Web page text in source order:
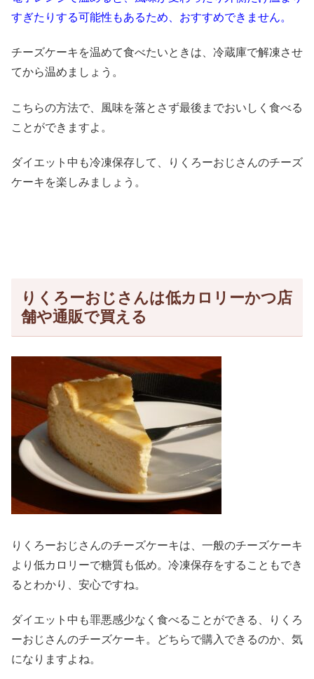
すぎたりする可能性もあるため、おすすめできません。
チーズケーキを温めて食べたいときは、冷蔵庫で解凍させ
てから温めましょう。
こちらの方法で、風味を落とさず最後までおいしく食べる
ことができますよ。
ダイエット中も冷凍保存して、りくろーおじさんのチーズ
ケーキを楽しみましょう。
りくろーおじさんは低カロリーかつ店
舗や通販で買える
りくろーおじさんのチーズケーキは、一般のチーズケーキ
より低カロリーで糖質も低め。冷凍保存をすることもでき
るとわかり、安心ですね。
ダイエット中も罪悪感少なく食べることができる、りくろ
ーおじさんのチーズケーキ。どちらで購入できるのか、気
になりますよね。